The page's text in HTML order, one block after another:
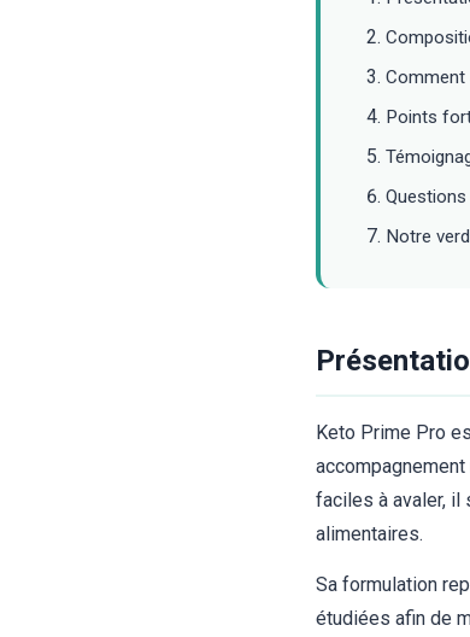
Comment
Points
Notre
Keto Prime Pro
faciles à avaler, il
alimentaires.
Sa formulation
étudiées afin de